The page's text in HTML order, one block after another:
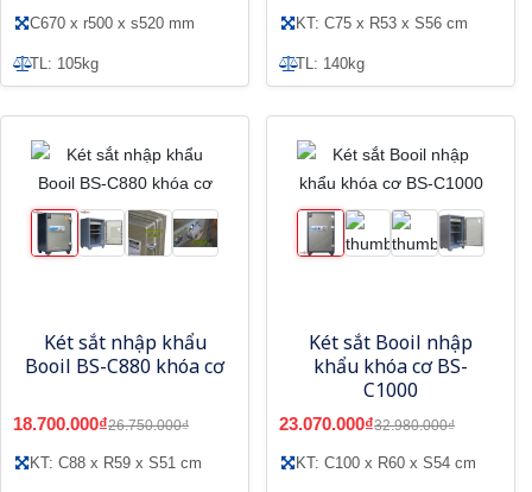
C670 x r500 x s520 mm
TL: 105kg
KT: C75 x R53 x S56 cm
TL: 140kg
Két sắt nhập khẩu
Booil BS-C880 khóa cơ
18.700.000₫26.750.000₫
KT: C88 x R59 x S51 cm
Két sắt Booil nhập
khẩu khóa cơ BS-
C1000
23.070.000₫32.980.000₫
KT: C100 x R60 x S54 cm